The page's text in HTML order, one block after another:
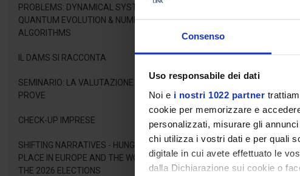
Consenso
Uso responsabile dei dati
Noi e i nostri 1022 partner
cookie per memorizzare e
personalizzati, misurare gli
chi utilizza i vostri dati e per quali
digitale in cui avete effettuato le
dalla Dichiarazione sui cookie o
PROBLEMS: DYNAMICAL SYSTEMS,
QUANTUM EVOLUTION & NUMERICAL
ALGORITHMS
IL DAMS SI RACCONTA
SEMINARIO: LA VALUTAZIONE DELLE
PROVE
CHECK-UP IMPRESE
SHIFTING NARRATIVES - HUNGARY'S NEW
PLACE IN EUROPE AND THE WORLD AFTER
THE 2026 ELECTIONS